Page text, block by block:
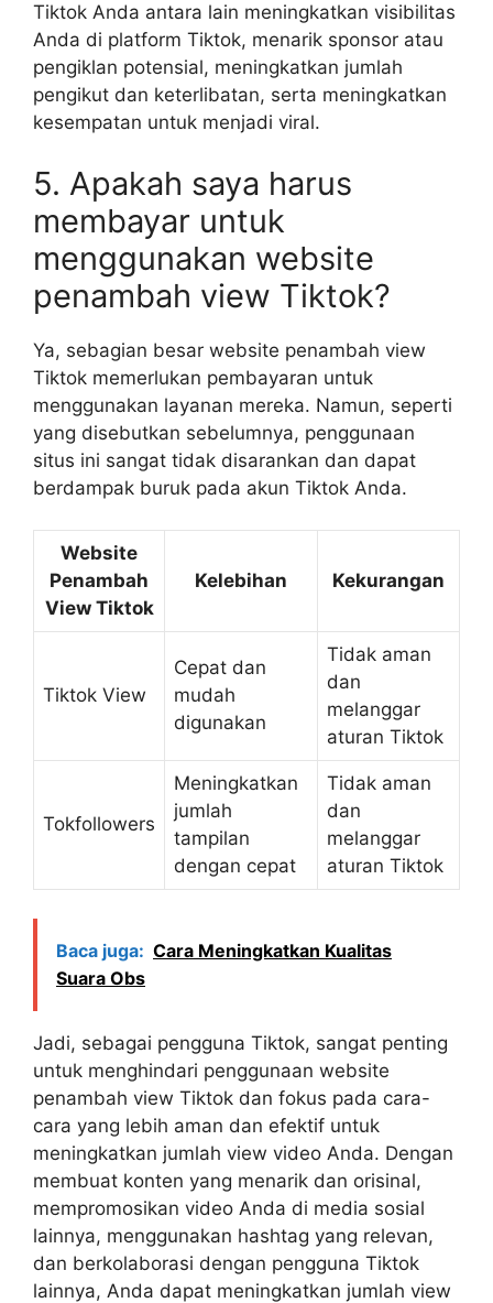
Tiktok Anda antara lain meningkatkan visibilitas
Anda di platform Tiktok, menarik sponsor atau
pengiklan potensial, meningkatkan jumlah
pengikut dan keterlibatan, serta meningkatkan
kesempatan untuk menjadi viral.
5. Apakah saya harus
membayar untuk
menggunakan website
penambah view Tiktok?
Ya, sebagian besar website penambah view
Tiktok memerlukan pembayaran untuk
menggunakan layanan mereka. Namun, seperti
yang disebutkan sebelumnya, penggunaan
situs ini sangat tidak disarankan dan dapat
berdampak buruk pada akun Tiktok Anda.
Website
Penambah
View Tiktok
Kelebihan Kekurangan
Tiktok View
Cepat dan
mudah
digunakan
Tidak aman
dan
melanggar
aturan Tiktok
Tokfollowers
Meningkatkan
jumlah
tampilan
dengan cepat
Tidak aman
dan
melanggar
aturan Tiktok
Baca juga: Cara Meningkatkan Kualitas
Suara Obs
Jadi, sebagai pengguna Tiktok, sangat penting
untuk menghindari penggunaan website
penambah view Tiktok dan fokus pada cara-
cara yang lebih aman dan efektif untuk
meningkatkan jumlah view video Anda. Dengan
membuat konten yang menarik dan orisinal,
mempromosikan video Anda di media sosial
lainnya, menggunakan hashtag yang relevan,
dan berkolaborasi dengan pengguna Tiktok
lainnya, Anda dapat meningkatkan jumlah view